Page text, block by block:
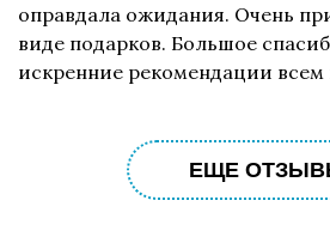
оправдала ожидания. Очень
виде подарков. Большое
искренние рекомендации всем
ЕЩЕ